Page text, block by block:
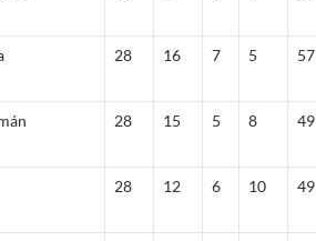
28 16 7 5 57
28 15 5 8 49
28 12 6 10 49